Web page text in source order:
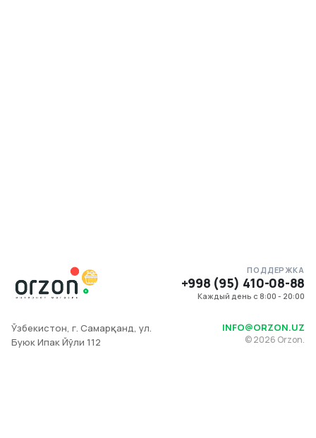
ПОДДЕРЖКА
+998 (95) 410-08-88
Каждый день с 8:00 - 20:00
Ўзбекистон, г. Самарқанд, ул.
Буюк Ипак Йўли 112
INFO@ORZON.UZ
©2026 Orzon.